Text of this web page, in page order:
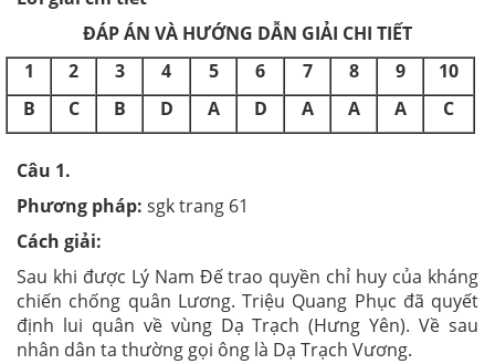
ĐÁP ÁN VÀ HƯỚNG DẪN GIẢI CHI TIẾT
1
2 3 4 5 6 7 8 9
10
B
C B D A D A A A C
Câu 1.
Phương pháp: sgk trang 61
Cách giải:
Sau khi được Lý Nam Đế trao quyền chỉ huy của kháng
chiến chống quân Lương. Triệu Quang Phục đã quyết
định lui quân về vùng Dạ Trạch (Hưng Yên). Về sau
nhân dân ta thường gọi ông là Dạ Trạch Vương.